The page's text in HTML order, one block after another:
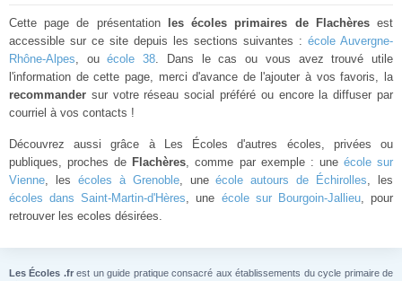
Cette page de présentation les écoles primaires de Flachèresest
accessible sur ce site depuis les sections suivantes : école Auvergne-
Rhône-Alpes, ouécole 38. Dans le cas ou vous avez trouvé utile
l'information de cette page, merci d'avance de l'ajouter à vos favoris, la
recommander sur votre réseau social préféré ou encore la diffuser par
courriel à vos contacts !
Découvrez aussi grâce à Les Écoles d'autres écoles, privées ou
publiques, proches de Flachères, comme par exemple : une école sur
Vienne, les écoles à Grenoble, uneécole autours de Échirolles, les
écoles dans Saint-Martin-d'Hères, une école sur Bourgoin-Jallieu, pour
retrouver les ecoles désirées.
Les Écoles .frest un guide pratique consacré aux établissements du cycle primaire de